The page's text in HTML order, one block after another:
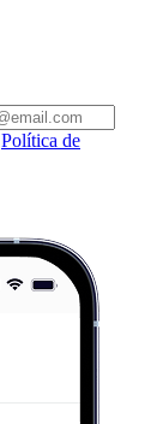
Política de